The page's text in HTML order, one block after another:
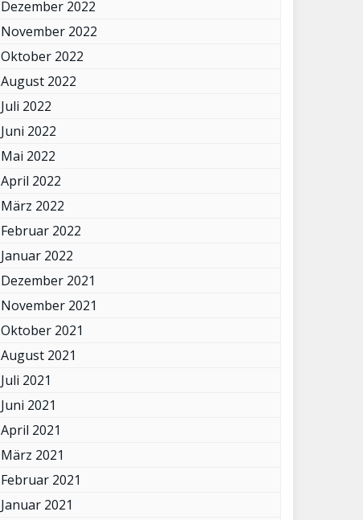
Dezember 2022
November 2022
Oktober 2022
August 2022
Juli 2022
Juni 2022
Mai 2022
April 2022
März 2022
Februar 2022
Januar 2022
Dezember 2021
November 2021
Oktober 2021
August 2021
Juli 2021
Juni 2021
April 2021
März 2021
Februar 2021
Januar 2021